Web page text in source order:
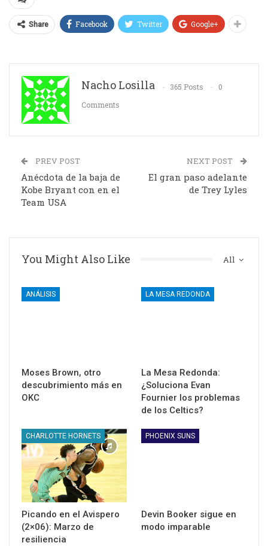
Share Facebook Twitter Google+
Nacho Losilla 365 Posts
0
Comments
PREV POST
Anécdota de la baja de
Kobe Bryant con en el
Team USA
NEXT POST
El gran paso adelante
de Trey Lyles
All
You Might Also Like
ANÁLISIS
Moses Brown, otro
descubrimiento más en
OKC
LA MESA REDONDA
La Mesa Redonda:
¿Soluciona Evan
Fournier los problemas
de los Celtics?
CHARLOTTE HORNETS
Picando en el Avispero
(2×06): Marzo de
resiliencia
PHOENIX SUNS
Devin Booker sigue en
modo imparable